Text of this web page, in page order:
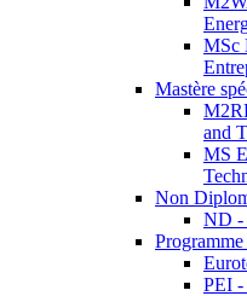
MSc
Mastère
and
MS
Non
ND -
PEI -